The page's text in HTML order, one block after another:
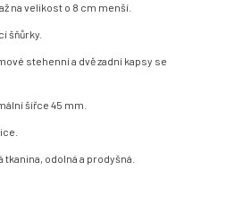
na velikost o 8 cm menší.
šňůrky.
stehenní a dvě zadní kapsy se
šířce 45 mm.
odolná a prodyšná.